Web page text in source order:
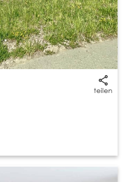
teilen